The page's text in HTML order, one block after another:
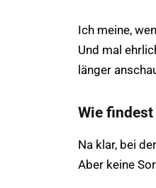
Ich meine,
Und mal
länger
Wie
Na klar, bei
Aber keine